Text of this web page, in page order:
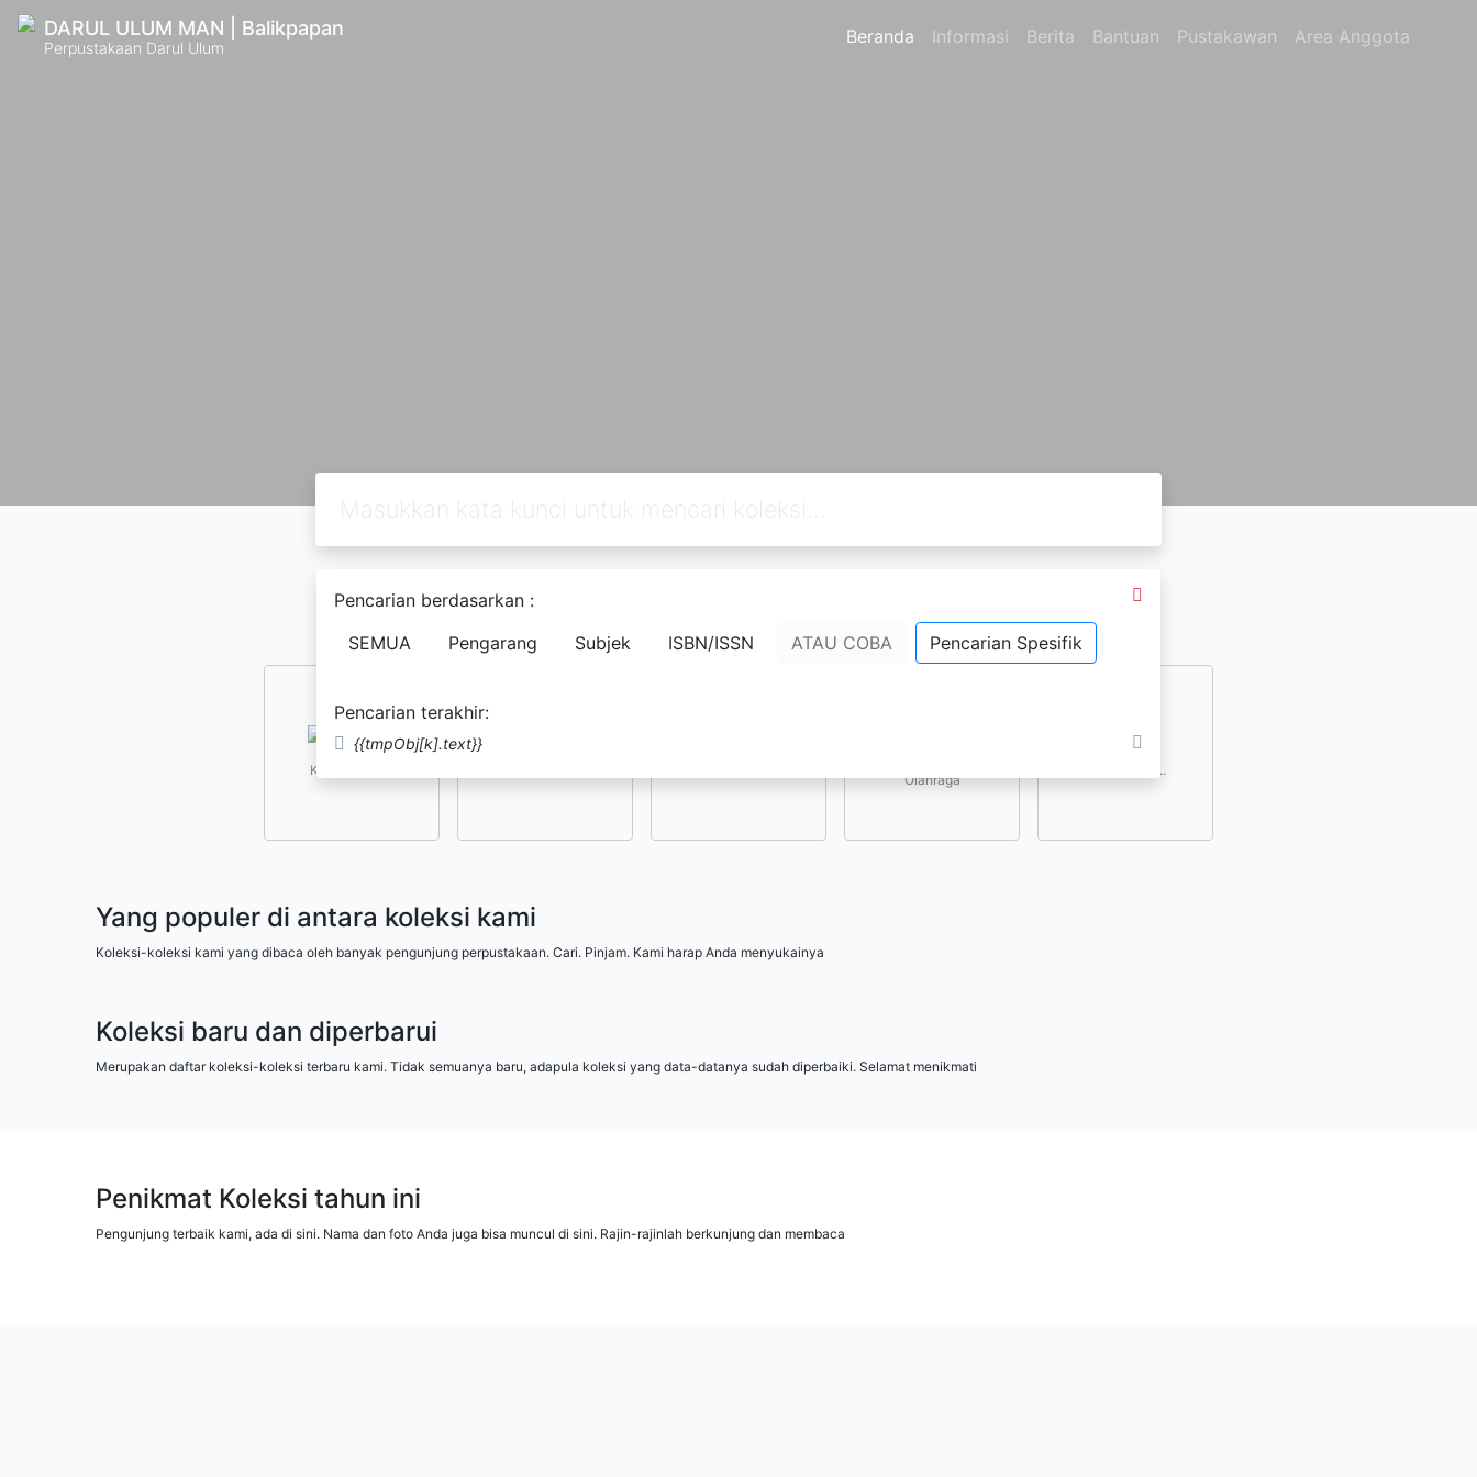
DARUL ULUM MAN | Balikpapan
Perpustakaan Darul Ulum Beranda Informasi Berita Bantuan Pustakawan Area Anggota
Pencarian berdasarkan :
SEMUA
Pengarang Subjek ISBN/ISSN ATAU COBA Pencarian Spesifik
Pencarian terakhir:
{{tmpObj[k].text}}
Pilih subjek yang menarik bagi Anda
Kesusastraan
Olahraga
lihat lainnya..
Yang populer di antara koleksi kami
Koleksi-koleksi kami yang dibaca oleh banyak pengunjung perpustakaan. Cari. Pinjam. Kami harap Anda menyukainya
Koleksi baru dan diperbarui
Merupakan daftar koleksi-koleksi terbaru kami. Tidak semuanya baru, adapula koleksi yang data-datanya sudah diperbaiki. Selamat menikmati
Penikmat Koleksi tahun ini
Pengunjung terbaik kami, ada di sini. Nama dan foto Anda juga bisa muncul di sini. Rajin-rajinlah berkunjung dan membaca